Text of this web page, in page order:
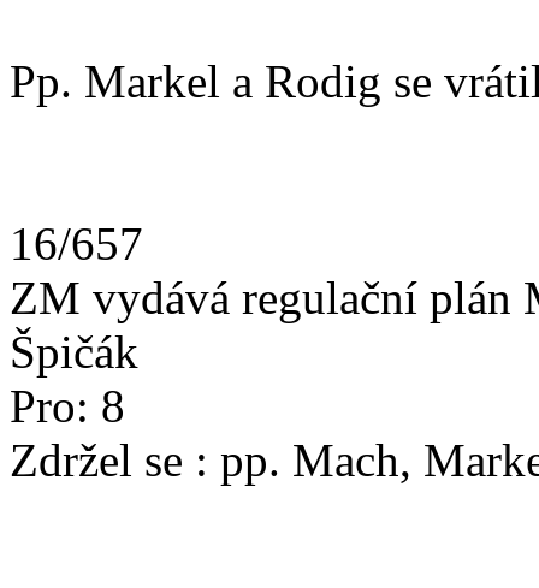
Pp. Markel a Rodig se
16/657
ZM vydává regulační plán
Špičák
Pro: 8
Zdržel se : pp. Mach,